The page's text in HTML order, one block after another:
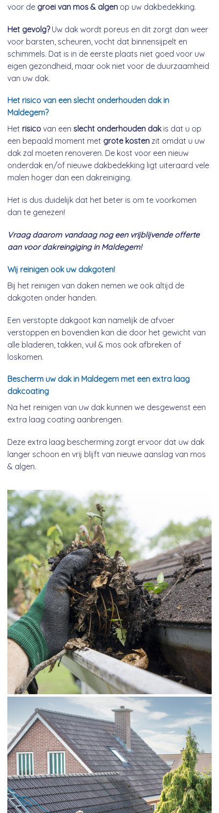
voor de groei van mos & algen op uw dakbedekking.
Het gevolg?Uw dak wordt poreus en dit zorgt dan weer
voor barsten, scheuren, vocht dat binnensijpelt en
schimmels. Dat is in de eerste plaats niet goed voor uw
eigen gezondheid, maar ook niet voor de duurzaamheid
van uw dak.
Het risico van een slecht onderhouden dak in
Maldegem?
Het risico van een slecht onderhouden dakis dat u op
een bepaald moment met grote kosten zit omdat u uw
dak zal moeten renoveren. De kost voor een nieuw
onderdak en/of nieuwe dakbedekking ligt uiteraard vele
malen hoger dan een dakreiniging.
Het is dus duidelijk dat het beter is om te voorkomen
dan te genezen!
Vraag daarom vandaag nog een vrijblijvende offerte
aan voor dakreingiging in Maldegem!
Wij reinigen ook uw dakgoten!
Bij het reinigen van daken nemen we ook altijd de
dakgoten onder handen.
Een verstopte dakgoot kan namelijk de afvoer
verstoppen en bovendien kan die door het gewicht van
alle bladeren, takken, vuil & mos ook afbreken of
loskomen.
Bescherm uw dak in Maldegem met een extra laag
dakcoating
Na het reinigen van uw dak kunnen we desgewenst een
extra laag coating aanbrengen.
Deze extra laag bescherming zorgt ervoor dat uw dak
langer schoon en vrij blijft van nieuwe aanslag van mos
& algen.